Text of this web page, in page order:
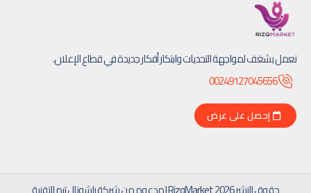
نعمل بشغف لمواجهة التحديات وابتكار أفكار جديدة في قطاع الإعلان.
00249127045656
إحصل على عرض